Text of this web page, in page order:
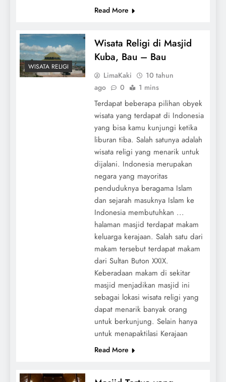
Read More
WISATA RELIGI
Wisata Religi di Masjid
Kuba, Bau – Bau
LimaKaki
10 tahun
ago
0 1 mins
Terdapat beberapa pilihan obyek
wisata yang terdapat di Indonesia
yang bisa kamu kunjungi ketika
liburan tiba. Salah satunya adalah
wisata religi yang menarik untuk
dijalani. Indonesia merupakan
negara yang mayoritas
penduduknya beragama Islam
dan sejarah masuknya Islam ke
Indonesia membutuhkan ...
halaman masjid terdapat makam
keluarga kerajaan. Salah satu dari
makam tersebut terdapat makam
dari Sultan Buton XXIX.
Keberadaan makam di sekitar
masjid menjadikan masjid ini
sebagai lokasi wisata religi yang
dapat menarik banyak orang
untuk berkunjung. Selain hanya
untuk menapaktilasi Kerajaan
Read More